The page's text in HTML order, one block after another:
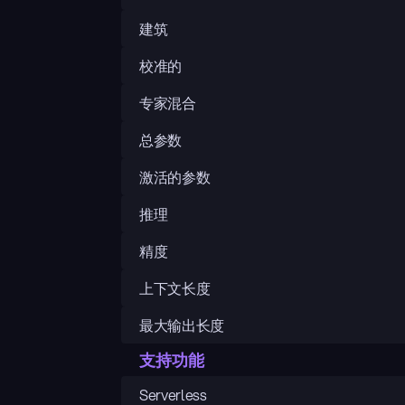
建筑
校准的
专家混合
总参数
激活的参数
推理
精度
上下文长度
最大输出长度
支持功能
Serverless